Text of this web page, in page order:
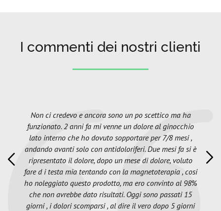
I commenti dei nostri clienti
Non ci credevo e ancora sono un po scettico ma ha
funzionato. 2 anni fa mi venne un dolore al ginocchio
lato interno che ho dovuto sopportare per 7/8 mesi ,
andando avanti solo con antidoloriferi. Due mesi fa si è
ripresentato il dolore, dopo un mese di dolore, voluto
fare d i testa mia tentando con la magnetoterapia , cosi
ho noleggiato questo prodotto, ma ero convinto al 98%
che non avrebbe dato risultati. Oggi sono passati 15
giorni , i dolori scomparsi , al dire il vero dopo 5 giorni